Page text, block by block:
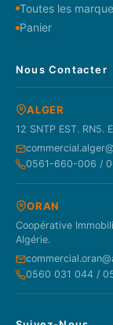
Toutes les
Panier
Nous Contacter
ALGER
12 SNTP EST. RN5.
0561-660-006 /
ORAN
Coopérative
Algérie.
0560 031 044 /